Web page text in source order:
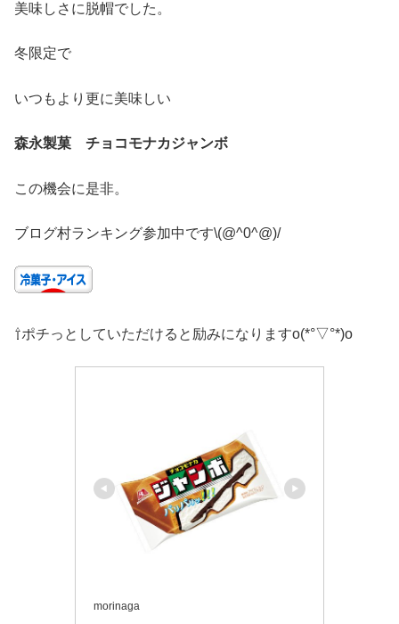
美味しさに脱帽でした。
冬限定で
いつもより更に美味しい
森永製菓 チョコモナカジャンボ
この機会に是非。
ブログ村ランキング参加中です\(@^0^@)/
⇧ポチっとしていただけると励みになりますo(*°▽°*)o
morinaga